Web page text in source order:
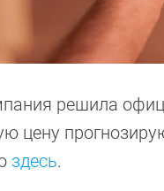
решила
цену
здесь.